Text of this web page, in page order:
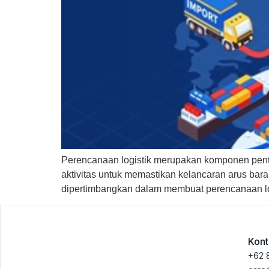
Perencanaan logistik merupakan komponen
aktivitas untuk memastikan kelancaran arus
dipertimbangkan dalam membuat
+62